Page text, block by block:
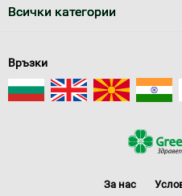
Всички категории
Връзки
За нас